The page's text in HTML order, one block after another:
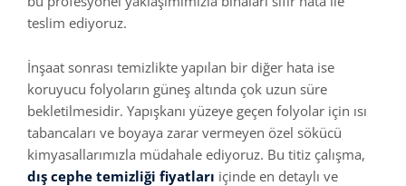
teslim ediyoruz.
İnşaat sonrası temizlikte yapılan bir diğer hata ise
koruyucu folyoların güneş altında çok uzun süre
bekletilmesidir. Yapışkanı yüzeye geçen folyolar için ısı
tabancaları ve boyaya zarar vermeyen özel sökücü
kimyasallarımızla müdahale ediyoruz. Bu titiz çalışma,
dış cephe temizliği fiyatları içinde en detaylı ve